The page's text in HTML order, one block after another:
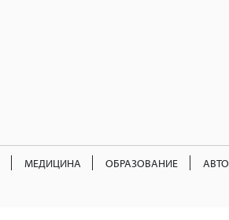
МЕДИЦИНА ОБРАЗОВАНИЕ АВТО